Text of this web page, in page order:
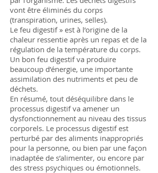
vont être éliminés du corps
(transpiration, urines, selles).
Le feu digestif » est à l’origine de la
chaleur ressentie après un repas et de la
régulation de la température du corps.
Un bon feu digestif va produire
beaucoup d’énergie, une importante
assimilation des nutriments et peu de
déchets.
En résumé, tout déséquilibre dans le
processus digestif va amener un
dysfonctionnement au niveau des tissus
corporels. Le processus digestif est
perturbé par des aliments inappropriés
pour la personne, ou bien par une façon
inadaptée de s’alimenter, ou encore par
des stress psychiques ou émotionnels.